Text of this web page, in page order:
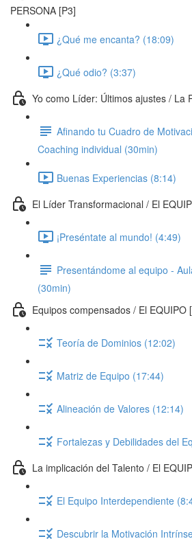
PERSONA [P3]
¿Qué me encanta? (18:09)
¿Qué odio? (3:37)
Yo como Líder: Últimos ajustes / La
Afinando tu Cuadro de
Coaching individual (30min)
Buenas Experiencias (8:14)
El Líder Transformacional / El
¡Preséntate al mundo! (4:49)
Presentándome al equipo -
(30min)
Equipos compensados / El EQUIPO
Teoría de Dominios (12:02)
Matriz de Equipo (17:44)
Alineación de Valores (12:14)
Fortalezas y Debilidades del
La implicación del Talento / El
El Equipo Interdependiente
Descubrir la Motivación